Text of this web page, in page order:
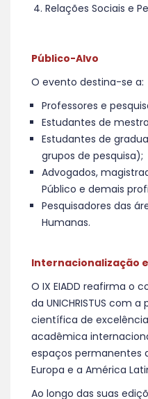
Relações Sociais e
Público-Alvo
O evento destina-se a:
Professores e
Estudantes de
Estudantes de
grupos de pesquisa);
Advogados,
Público e demais
Pesquisadores das
Humanas.
Internacionalização
O IX EIADD reafirma o
da UNICHRISTUS com
científica de
acadêmica
espaços permanentes
Europa e a América
Ao longo das suas